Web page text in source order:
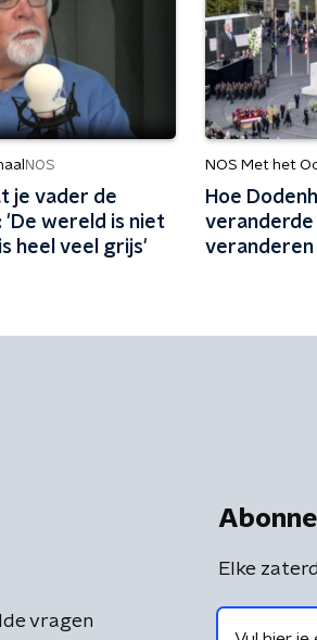
NOS
je vader de
'De wereld is niet
heel veel grijs'
NOS Met het
Hoe
veranderde
veranderen
vragen
Elke